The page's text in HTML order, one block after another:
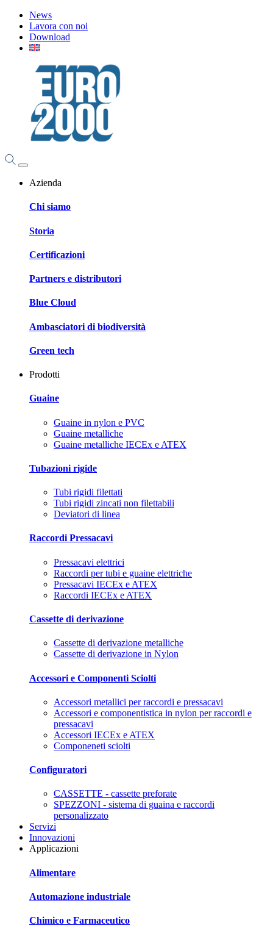
News
Lavora con noi
Download
Azienda
Chi siamo
Storia
Certificazioni
Partners e distributori
Blue Cloud
Ambasciatori di biodiversità
Green tech
Prodotti
Guaine
Guaine in nylon e PVC
Guaine metalliche
Guaine metalliche IECEx e ATEX
Tubazioni rigide
Tubi rigidi filettati
Tubi rigidi zincati non filettabili
Deviatori di linea
Raccordi Pressacavi
Pressacavi elettrici
Raccordi per tubi e guaine elettriche
Pressacavi IECEx e ATEX
Raccordi IECEx e ATEX
Cassette di derivazione
Cassette di derivazione metalliche
Cassette di derivazione in Nylon
Accessori e Componenti Sciolti
Accessori metallici per raccordi e pressacavi
Accessori e componentistica in nylon per raccordi e
pressacavi
Accessori IECEx e ATEX
Componeneti sciolti
Configuratori
CASSETTE - cassette preforate
SPEZZONI - sistema di guaina e raccordi
personalizzato
Servizi
Innovazioni
Applicazioni
Alimentare
Automazione industriale
Chimico e Farmaceutico